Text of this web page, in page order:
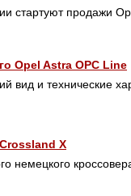
стартуют продажи
Opel Astra OPC Line
вид и технические
X
немецкого